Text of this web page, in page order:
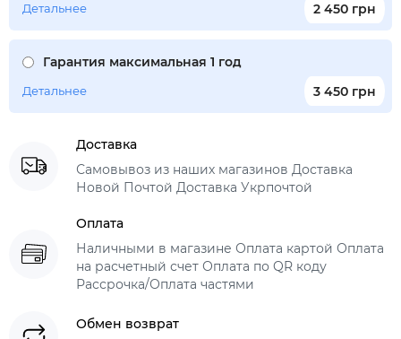
2 450 грн
Детальнее
Гарантия максимальная 1 год
3 450 грн
Детальнее
Доставка
Самовывоз из наших магазинов Доставка
Новой Почтой Доставка Укрпочтой
Оплата
Наличными в магазине Оплата картой Оплата
на расчетный счет Оплата по QR коду
Рассрочка/Оплата частями
Обмен возврат